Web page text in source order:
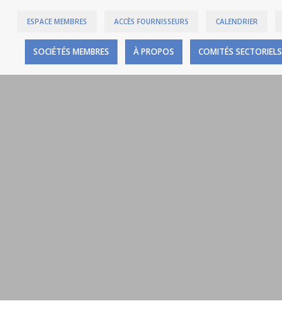
ESPACE MEMBRES ACCÈS FOURNISSEURS CALENDRIER
SOCIÉTÉS MEMBRES À PROPOS COMITÉS SECTORIELS